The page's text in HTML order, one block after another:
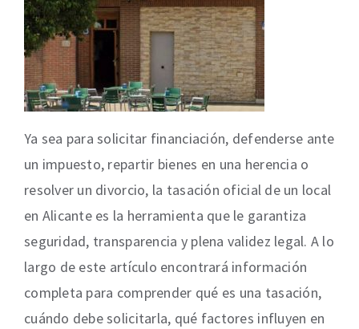
Ya sea para solicitar financiación, defenderse ante
un impuesto, repartir bienes en una herencia o
resolver un divorcio, la tasación oficial de un local
en Alicante es la herramienta que le garantiza
seguridad, transparencia y plena validez legal. A lo
largo de este artículo encontrará información
completa para comprender qué es una tasación,
cuándo debe solicitarla, qué factores influyen en